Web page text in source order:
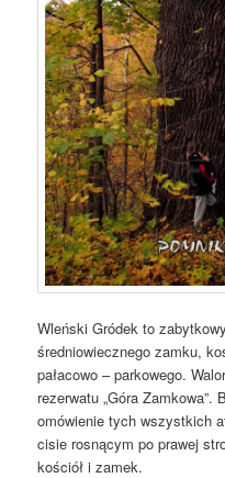
Wleński Gródek to
średniowiecznego zamku,
pałacowo – parkowego.
rezerwatu „Góra
omówienie tych wszystkich
cisie rosnącym po prawej
kościół i zamek.